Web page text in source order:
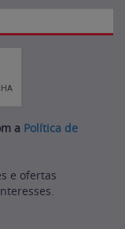
a Política de
e ofertas